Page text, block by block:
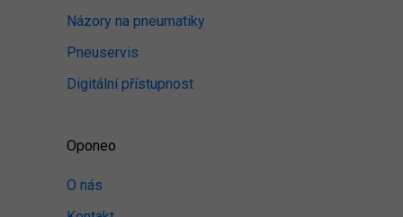
Názory na pneumatiky
Pneuservis
Digitální přístupnost
Oponeo
O nás